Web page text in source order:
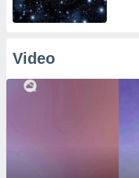
Video